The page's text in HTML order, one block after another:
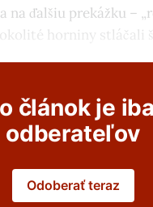
na ďalšiu prekážku –
horniny stláčali
článok je
odberateľov
Odoberať teraz